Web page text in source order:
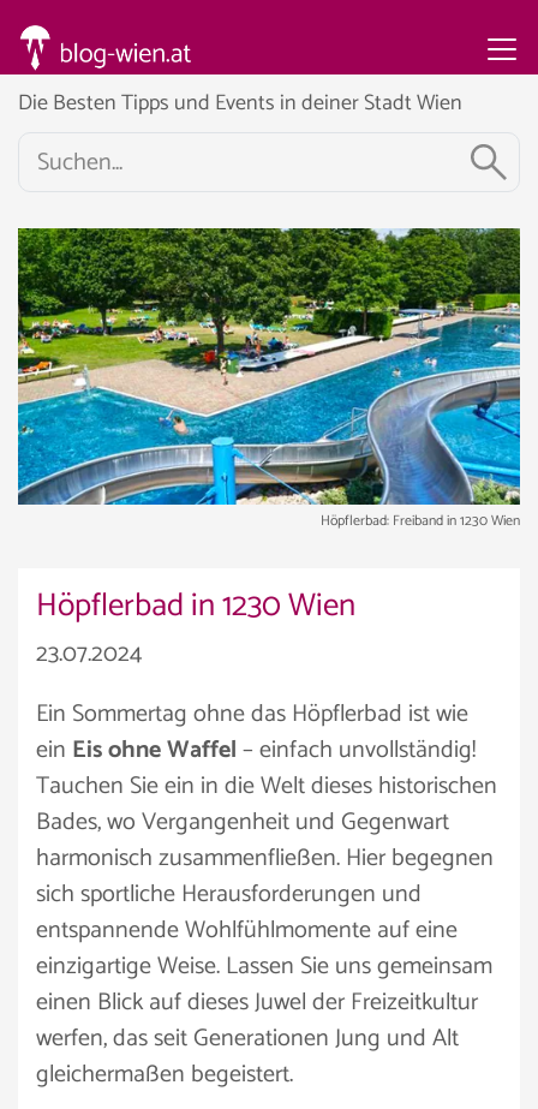
Die Besten Tipps und Events in deiner Stadt Wien
Höpflerbad: Freiband in 1230 Wien
Höpflerbad in 1230 Wien
23.07.2024
Ein Sommertag ohne das Höpflerbad ist wie
ein Eis ohne Waffel– einfach unvollständig!
Tauchen Sie ein in die Welt dieses historischen
Bades, wo Vergangenheit und Gegenwart
harmonisch zusammenfließen. Hier begegnen
sich sportliche Herausforderungen und
entspannende Wohlfühlmomente auf eine
einzigartige Weise. Lassen Sie uns gemeinsam
einen Blick auf dieses Juwel der Freizeitkultur
werfen, das seit Generationen Jung und Alt
gleichermaßen begeistert.